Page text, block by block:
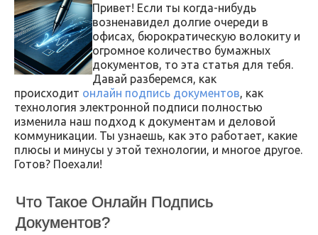
Привет! Если ты когда-нибудь
возненавидел долгие очереди в
офисах, бюрократическую волокиту и
огромное количество бумажных
документов, то эта статья для тебя.
Давай разберемся, как
происходит онлайн подпись документов, как
технология электронной подписи полностью
изменила наш подход к документам и деловой
коммуникации. Ты узнаешь, как это работает, какие
плюсы и минусы у этой технологии, и многое другое.
Готов? Поехали!
Что Такое Онлайн Подпись
Документов?